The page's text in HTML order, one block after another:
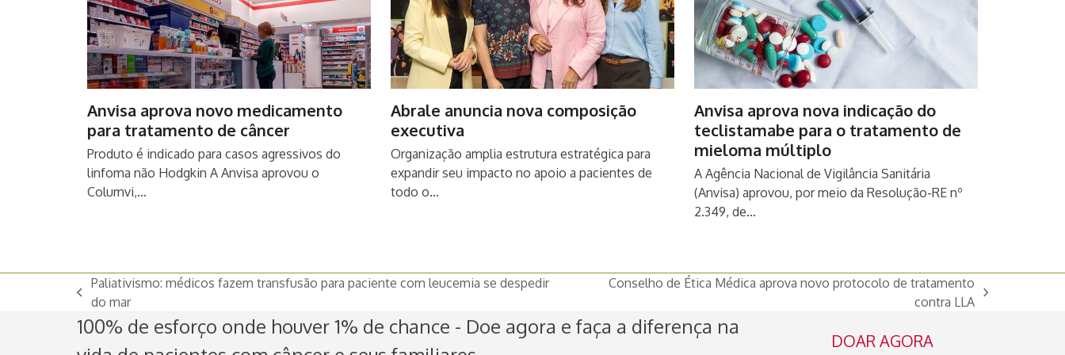
Anvisa aprova novo medicamento
para tratamento de câncer
Produto é indicado para casos agressivos do
linfoma não Hodgkin A Anvisa aprovou o
Columvi,…
Abrale anuncia nova composição
executiva
Organização amplia estrutura estratégica para
expandir seu impacto no apoio a pacientes de
todo o…
Anvisa aprova nova indicação do
teclistamabe para o tratamento de
mieloma múltiplo
A Agência Nacional de Vigilância Sanitária
(Anvisa) aprovou, por meio da Resolução-RE nº
2.349, de…
previous
post:
Paliativismo: médicos fazem transfusão para paciente com leucemia se despedir
do mar
post:
Conselho de Ética Médica aprova novo protocolo de tratamento
contra LLA
100% de esforço onde houver 1% de chance - Doe agora e faça a diferença na
DOAR AGORA